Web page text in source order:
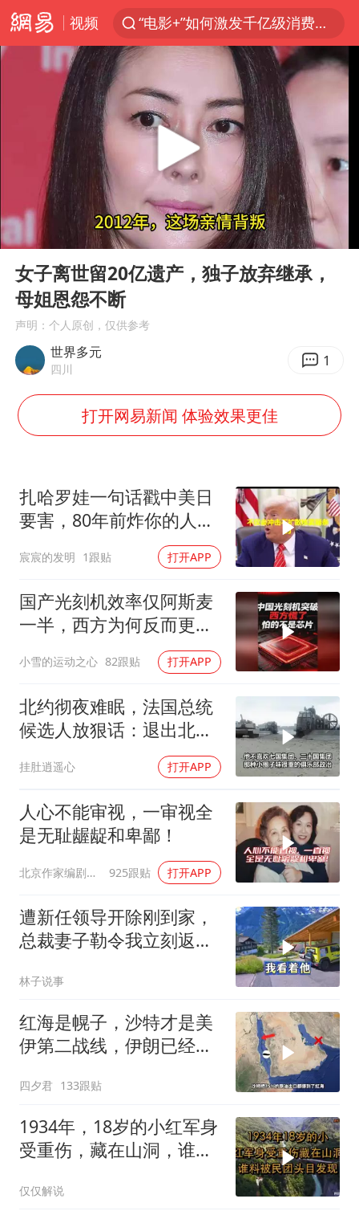
视频
“电影+”如何激发千亿级消费新活力？
“秋天的第一杯奶茶”6岁了
四川宜宾市高县4.9级地震致1人死亡
中国女篮70-67险胜尼日利亚女篮
名创优品回应女子吐槽内裤质量差
国乒男单横滨冠军赛全军覆没
38岁演员求职万岁山NPC成功
日本试射“战斧”导弹，国防部回应
胡彦斌韩磊 谁帮谁
我国外贸延续良好增长态势
“新疆阿勒泰八月能滑雪”不实
夯实基础开新局
Play
05:46
女子离世留20亿遗产，独子放弃继承，
母姐恩怨不断
声明：个人原创，仅供参考
世界多元
四川 1
打开网易新闻 体验效果更佳
扎哈罗娃一句话戳中美日
要害，80年前炸你的人，
宸宸的发明 1跟贴 打开APP
国产光刻机效率仅阿斯麦
一半，西方为何反而更
小雪的运动之心 82跟贴 打开APP
北约彻夜难眠，法国总统
候选人放狠话：退出北
挂肚逍遥心 打开APP
人心不能审视，一审视全
是无耻龌龊和卑鄙！
北京作家编剧肥猪满圈 925跟贴 打开APP
遭新任领导开除刚到家，
总裁妻子勒令我立刻返
林子说事
红海是幌子，沙特才是美
伊第二战线，伊朗已经输
四夕君 133跟贴
1934年，18岁的小红军身
受重伤，藏在山洞，谁料
仅仅解说